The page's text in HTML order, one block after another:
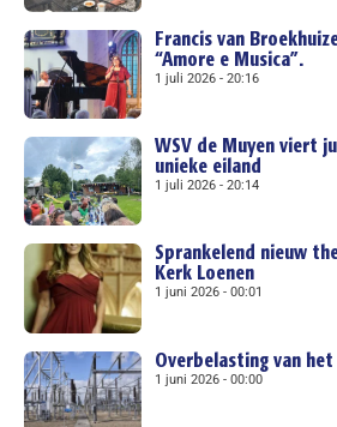
Francis van
“Amore e Musica”.
1 juli 2026 20:16
WSV de Muyen viert
unieke eiland
1 juli 2026 20:14
Sprankelend nieuw
Kerk Loenen
1 juni 2026 00:01
Overbelasting van
1 juni 2026 00:00